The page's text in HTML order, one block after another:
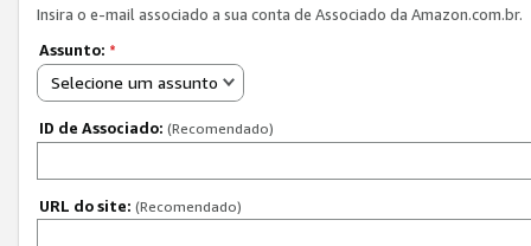
Insira o e-mail associado a sua conta de Associado da Amazon.com.br.
Assunto: *
Selecione um assunto
ID de Associado: (Recomendado)
URL do site: (Recomendado)